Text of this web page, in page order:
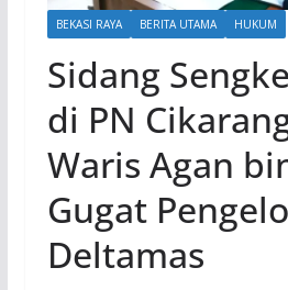
BEKASI RAYA BERITA UTAMA HUKUM
Sidang
di PN
Waris Agan
Gugat
Deltamas